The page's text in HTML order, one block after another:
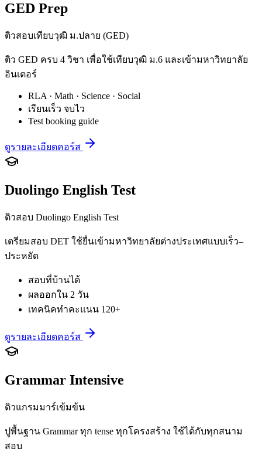
GED Prep
ติวสอบเทียบวุฒิ ม.ปลาย (GED)
ติว GED ครบ 4 วิชา เพื่อใช้เทียบวุฒิ ม.6 และเข้ามหาวิทยาลัย
อินเตอร์
RLA · Math · Science · Social
เรียนเร็ว จบไว
Test booking guide
ดูรายละเอียดคอร์ส
Duolingo English Test
ติวสอบ Duolingo English Test
เตรียมสอบ DET ใช้ยื่นเข้ามหาวิทยาลัยต่างประเทศแบบเร็ว–
ประหยัด
สอบที่บ้านได้
ผลออกใน 2 วัน
เทคนิคทำคะแนน 120+
ดูรายละเอียดคอร์ส
Grammar Intensive
ติวแกรมมาร์เข้มข้น
ปูพื้นฐาน Grammar ทุก tense ทุกโครงสร้าง ใช้ได้กับทุกสนาม
สอบ